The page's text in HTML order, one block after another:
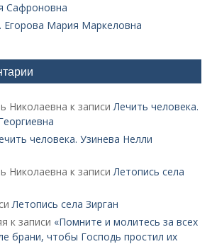
Сафроновна
Его­рова Мария Маркеловна
Николаевна к записиЛечить человека.
человека. Узинева Нелли
Николаевна к записиЛетопись села
Летопись села Зирган
к записи «Помните и молитесь за всех
брани, чтобы Господь простил их